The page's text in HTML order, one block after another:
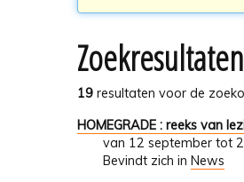
Zoekresultaten
19 resultaten voor de
HOMEGRADE : reeks van
van 12 september tot
Bevindt zich in News